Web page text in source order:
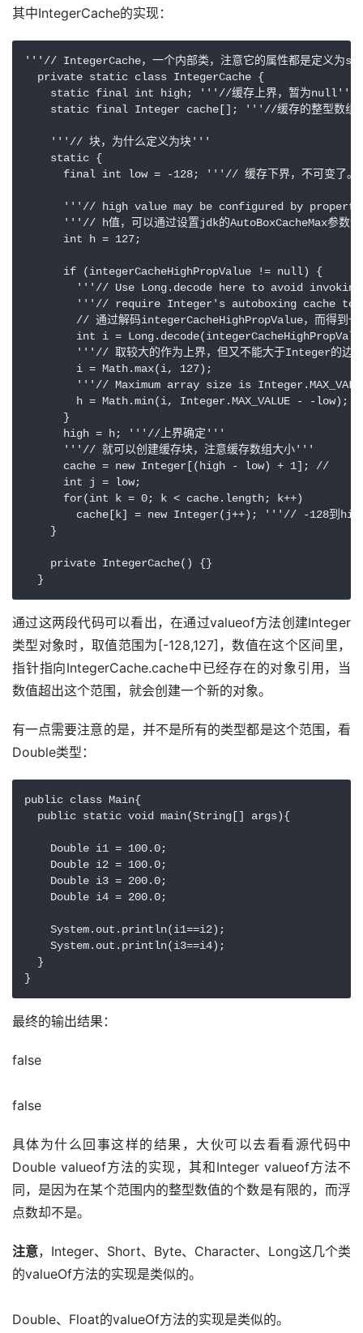
其中IntegerCache的实现：
'''// IntegerCache，一个内部类，注意它的属性都是定
  private static class IntegerCache {
    static final int high; '''//缓存上界，暂为null'''
static final Integer cache[]; '''//缓存的整型数组
    '''// 块，为什么定义为块'''
    static {
final int low = -128; '''// 缓存下界，不可变了。
'''// high value may be configured by
'''// h值，可以通过设置jdk的AutoBoxCacheMax参数调
      int h = 127;
      if (integerCacheHighPropValue != null) {
'''// Use Long.decode here to avoid
'''// require Integer's autoboxing cache to
// 通过解码integerCacheHighPropValue，而得到一
int i =
'''// 取较大的作为上界，但又不能大于Integer的边
        i = Math.max(i, 127);
'''// Maximum array size is
        h = Math.min(i, Integer.MAX_VALUE - -low);
      }
      high = h; '''//上界确定'''
      '''// 就可以创建缓存块，注意缓存数组大小'''
      cache = new Integer[(high - low) + 1]; //
      int j = low;
      for(int k = 0; k < cache.length; k++)
cache[k] = new Integer(j++); '''// -128到high
    }
    private IntegerCache() {}
通过这两段代码可以看出，在通过valueof方法创建Integer
类型对象时，取值范围为[-128,127]，数值在这个区间里，
指针指向IntegerCache.cache中已经存在的对象引用，当
数值超出这个范围，就会创建一个新的对象。
有一点需要注意的是，并不是所有的类型都是这个范围，看
Double类型：
public class Main{
  public static void main(String[] args){
    Double i1 = 100.0;
    Double i2 = 100.0;
    Double i3 = 200.0;
    Double i4 = 200.0;
    System.out.println(i1==i2);
    System.out.println(i3==i4);
  }
最终的输出结果：
false
false
具体为什么回事这样的结果，大伙可以去看看源代码中
Double valueof方法的实现，其和Integer valueof方法不
同，是因为在某个范围内的整型数值的个数是有限的，而浮
点数却不是。
注意，Integer、Short、Byte、Character、Long这几个类
的valueOf方法的实现是类似的。
Double、Float的valueOf方法的实现是类似的。